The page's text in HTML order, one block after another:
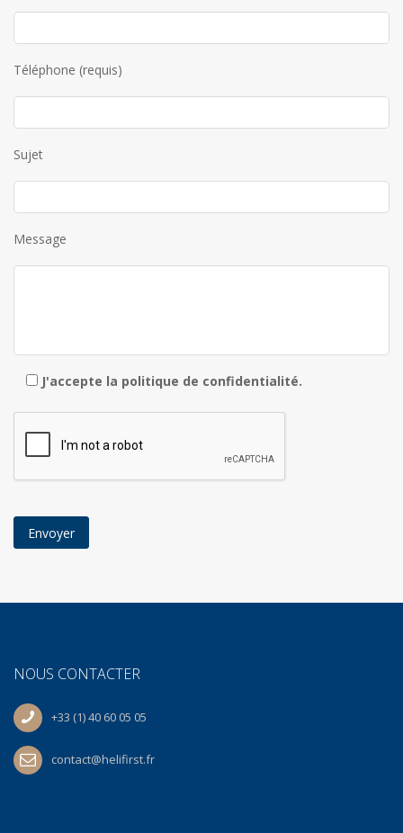
Téléphone (requis)
Sujet
Message
J'accepte la politique de confidentialité.
NOUS CONTACTER
+33 (1) 40 60 05 05
contact@helifirst.fr